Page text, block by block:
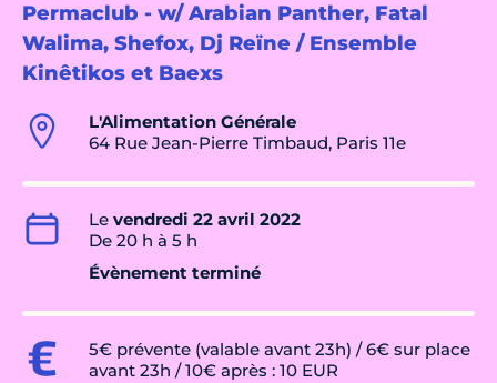
Permaclub - w/ Arabian Panther, Fatal
Walima, Shefox, Dj Reïne / Ensemble
Kinêtikos et Baexs
L'Alimentation Générale
64 Rue Jean-Pierre Timbaud, Paris 11e
Le vendredi 22 avril 2022
De 20 h à 5 h
Évènement terminé
5€ prévente (valable avant 23h) / 6€ sur place
avant 23h / 10€ après : 10 EUR